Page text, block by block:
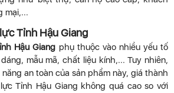
mại,...
Tỉnh Hậu Giang
Hậu Giang phụ thuộc vào nhiều yếu tố
mẫu mã, chất liệu kính,... Tuy nhiên,
an toàn của sản phẩm này, giá thành
Tỉnh Hậu Giang không quá cao so với